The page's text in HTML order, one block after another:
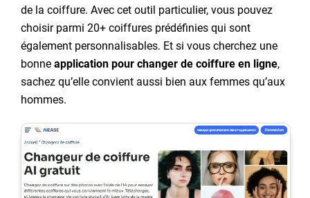
de la coiffure. Avec cet outil particulier, vous pouvez
choisir parmi 20+ coiffures prédéfinies qui sont
également personnalisables. Et si vous cherchez une
bonne application pour changer de coiffure en ligne,
sachez qu’elle convient aussi bien aux femmes qu’aux
hommes.